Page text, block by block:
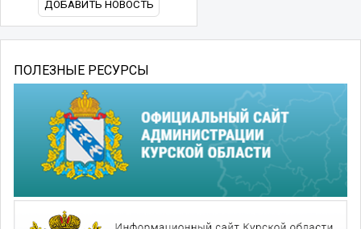
ДОБАВИТЬ НОВОСТЬ
ПОЛЕЗНЫЕ РЕСУРСЫ